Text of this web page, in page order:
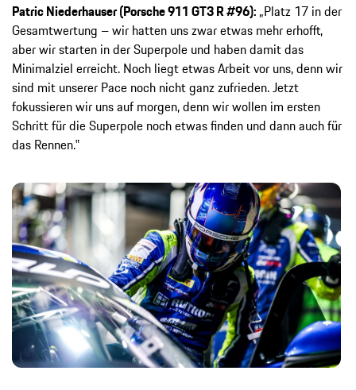
Patric Niederhauser (Porsche 911 GT3 R #96): „Platz 17 in der
Gesamtwertung – wir hatten uns zwar etwas mehr erhofft,
aber wir starten in der Superpole und haben damit das
Minimalziel erreicht. Noch liegt etwas Arbeit vor uns, denn wir
sind mit unserer Pace noch nicht ganz zufrieden. Jetzt
fokussieren wir uns auf morgen, denn wir wollen im ersten
Schritt für die Superpole noch etwas finden und dann auch für
das Rennen.‟